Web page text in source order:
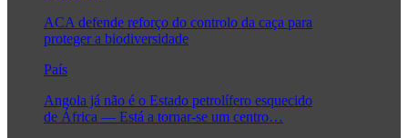
ACA defende reforço do controlo da caça para
proteger a biodiversidade
País
Angola já não é o Estado petrolífero esquecido
de África — Está a tornar-se um centro…